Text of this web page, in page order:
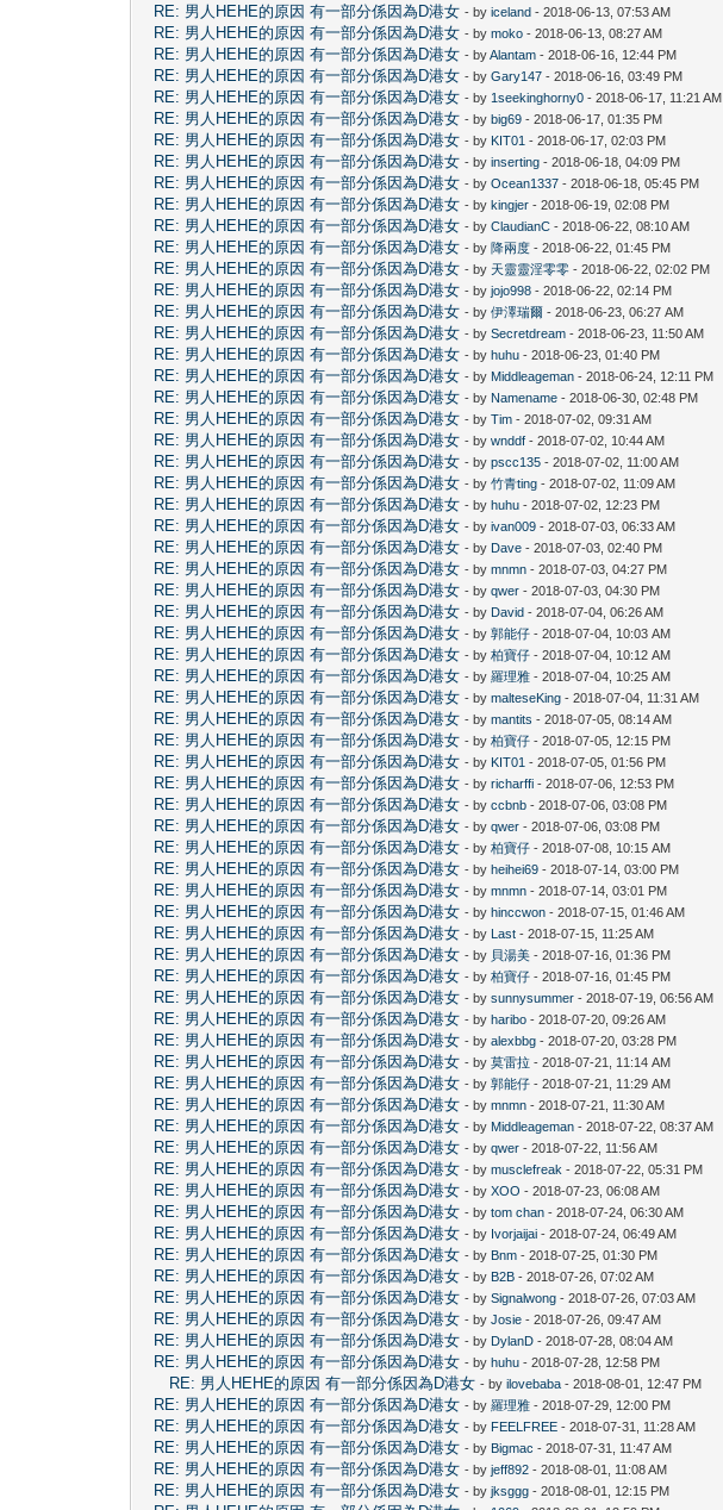
RE: 男人HEHE的原因 有一部分係因為D港女 - byiceland - 2018-06-13, 07:53 AM
RE: 男人HEHE的原因 有一部分係因為D港女 - bymoko - 2018-06-13, 08:27 AM
RE: 男人HEHE的原因 有一部分係因為D港女 - byAlantam - 2018-06-16, 12:44 PM
RE: 男人HEHE的原因 有一部分係因為D港女 - byGary147 - 2018-06-16, 03:49 PM
RE: 男人HEHE的原因 有一部分係因為D港女 - by 1seekinghorny0 - 2018-06-17, 11:21 AM
RE: 男人HEHE的原因 有一部分係因為D港女 - bybig69 - 2018-06-17, 01:35 PM
RE: 男人HEHE的原因 有一部分係因為D港女 - by KIT01 - 2018-06-17, 02:03 PM
RE: 男人HEHE的原因 有一部分係因為D港女 - byinserting - 2018-06-18, 04:09 PM
RE: 男人HEHE的原因 有一部分係因為D港女 - byOcean1337 - 2018-06-18, 05:45 PM
RE: 男人HEHE的原因 有一部分係因為D港女 - bykingjer - 2018-06-19, 02:08 PM
RE: 男人HEHE的原因 有一部分係因為D港女 - byClaudianC - 2018-06-22, 08:10 AM
RE: 男人HEHE的原因 有一部分係因為D港女 - by降兩度 - 2018-06-22, 01:45 PM
RE: 男人HEHE的原因 有一部分係因為D港女 - by 天靈靈淫零零 - 2018-06-22, 02:02 PM
RE: 男人HEHE的原因 有一部分係因為D港女 - byjojo998 - 2018-06-22, 02:14 PM
RE: 男人HEHE的原因 有一部分係因為D港女 - by伊澤瑞爾 - 2018-06-23, 06:27 AM
RE: 男人HEHE的原因 有一部分係因為D港女 - bySecretdream - 2018-06-23, 11:50 AM
RE: 男人HEHE的原因 有一部分係因為D港女 - byhuhu - 2018-06-23, 01:40 PM
RE: 男人HEHE的原因 有一部分係因為D港女 - by Middleageman - 2018-06-24, 12:11 PM
RE: 男人HEHE的原因 有一部分係因為D港女 - by Namename - 2018-06-30, 02:48 PM
RE: 男人HEHE的原因 有一部分係因為D港女 - byTim - 2018-07-02, 09:31 AM
RE: 男人HEHE的原因 有一部分係因為D港女 - bywnddf - 2018-07-02, 10:44 AM
RE: 男人HEHE的原因 有一部分係因為D港女 - bypscc135 - 2018-07-02, 11:00 AM
RE: 男人HEHE的原因 有一部分係因為D港女 - by竹青ting - 2018-07-02, 11:09 AM
RE: 男人HEHE的原因 有一部分係因為D港女 - byhuhu - 2018-07-02, 12:23 PM
RE: 男人HEHE的原因 有一部分係因為D港女 - byivan009 - 2018-07-03, 06:33 AM
RE: 男人HEHE的原因 有一部分係因為D港女 - by Dave - 2018-07-03, 02:40 PM
RE: 男人HEHE的原因 有一部分係因為D港女 - bymnmn - 2018-07-03, 04:27 PM
RE: 男人HEHE的原因 有一部分係因為D港女 - byqwer - 2018-07-03, 04:30 PM
RE: 男人HEHE的原因 有一部分係因為D港女 - by David - 2018-07-04, 06:26 AM
RE: 男人HEHE的原因 有一部分係因為D港女 - by郭能仔 - 2018-07-04, 10:03 AM
RE: 男人HEHE的原因 有一部分係因為D港女 - by柏寶仔 - 2018-07-04, 10:12 AM
RE: 男人HEHE的原因 有一部分係因為D港女 - by羅理雅 - 2018-07-04, 10:25 AM
RE: 男人HEHE的原因 有一部分係因為D港女 - bymalteseKing - 2018-07-04, 11:31 AM
RE: 男人HEHE的原因 有一部分係因為D港女 - bymantits - 2018-07-05, 08:14 AM
RE: 男人HEHE的原因 有一部分係因為D港女 - by柏寶仔 - 2018-07-05, 12:15 PM
RE: 男人HEHE的原因 有一部分係因為D港女 - by KIT01 - 2018-07-05, 01:56 PM
RE: 男人HEHE的原因 有一部分係因為D港女 - byricharffi - 2018-07-06, 12:53 PM
RE: 男人HEHE的原因 有一部分係因為D港女 - byccbnb - 2018-07-06, 03:08 PM
RE: 男人HEHE的原因 有一部分係因為D港女 - byqwer - 2018-07-06, 03:08 PM
RE: 男人HEHE的原因 有一部分係因為D港女 - by柏寶仔 - 2018-07-08, 10:15 AM
RE: 男人HEHE的原因 有一部分係因為D港女 - byheihei69 - 2018-07-14, 03:00 PM
RE: 男人HEHE的原因 有一部分係因為D港女 - bymnmn - 2018-07-14, 03:01 PM
RE: 男人HEHE的原因 有一部分係因為D港女 - byhinccwon - 2018-07-15, 01:46 AM
RE: 男人HEHE的原因 有一部分係因為D港女 - by Last - 2018-07-15, 11:25 AM
RE: 男人HEHE的原因 有一部分係因為D港女 - by 貝湯美 - 2018-07-16, 01:36 PM
RE: 男人HEHE的原因 有一部分係因為D港女 - by柏寶仔 - 2018-07-16, 01:45 PM
RE: 男人HEHE的原因 有一部分係因為D港女 - bysunnysummer - 2018-07-19, 06:56 AM
RE: 男人HEHE的原因 有一部分係因為D港女 - byharibo - 2018-07-20, 09:26 AM
RE: 男人HEHE的原因 有一部分係因為D港女 - byalexbbg - 2018-07-20, 03:28 PM
RE: 男人HEHE的原因 有一部分係因為D港女 - by莫雷拉 - 2018-07-21, 11:14 AM
RE: 男人HEHE的原因 有一部分係因為D港女 - by郭能仔 - 2018-07-21, 11:29 AM
RE: 男人HEHE的原因 有一部分係因為D港女 - bymnmn - 2018-07-21, 11:30 AM
RE: 男人HEHE的原因 有一部分係因為D港女 - by Middleageman - 2018-07-22, 08:37 AM
RE: 男人HEHE的原因 有一部分係因為D港女 - byqwer - 2018-07-22, 11:56 AM
RE: 男人HEHE的原因 有一部分係因為D港女 - bymusclefreak - 2018-07-22, 05:31 PM
RE: 男人HEHE的原因 有一部分係因為D港女 - byXOO - 2018-07-23, 06:08 AM
RE: 男人HEHE的原因 有一部分係因為D港女 - bytom chan - 2018-07-24, 06:30 AM
RE: 男人HEHE的原因 有一部分係因為D港女 - by Ivorjaijai - 2018-07-24, 06:49 AM
RE: 男人HEHE的原因 有一部分係因為D港女 - by Bnm - 2018-07-25, 01:30 PM
RE: 男人HEHE的原因 有一部分係因為D港女 - by B2B - 2018-07-26, 07:02 AM
RE: 男人HEHE的原因 有一部分係因為D港女 - bySignalwong - 2018-07-26, 07:03 AM
RE: 男人HEHE的原因 有一部分係因為D港女 - byJosie - 2018-07-26, 09:47 AM
RE: 男人HEHE的原因 有一部分係因為D港女 - by DylanD - 2018-07-28, 08:04 AM
RE: 男人HEHE的原因 有一部分係因為D港女 - byhuhu - 2018-07-28, 12:58 PM
RE: 男人HEHE的原因 有一部分係因為D港女 - byilovebaba - 2018-08-01, 12:47 PM
RE: 男人HEHE的原因 有一部分係因為D港女 - by羅理雅 - 2018-07-29, 12:00 PM
RE: 男人HEHE的原因 有一部分係因為D港女 - by FEELFREE - 2018-07-31, 11:28 AM
RE: 男人HEHE的原因 有一部分係因為D港女 - by Bigmac - 2018-07-31, 11:47 AM
RE: 男人HEHE的原因 有一部分係因為D港女 - byjeff892 - 2018-08-01, 11:08 AM
RE: 男人HEHE的原因 有一部分係因為D港女 - byjksggg - 2018-08-01, 12:15 PM